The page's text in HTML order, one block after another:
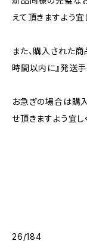
えて頂きますよう宜
また、購入された
時間以内に』発送
お急ぎの場合は購
せ頂きますよう宜し
26/184